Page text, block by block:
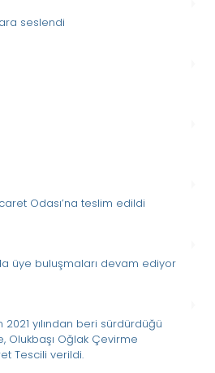
seslendi
Odası’na teslim edildi
üye buluşmaları devam ediyor
2021 yılından beri sürdürdüğü
Olukbaşı Oğlak Çevirme
Tescili verildi.